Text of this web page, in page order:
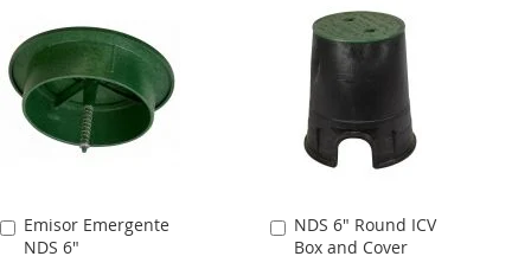
Emisor Emergente
NDS 6"
Añadir
al
NDS 6" Round ICV
Box and Cover
Añadir
al